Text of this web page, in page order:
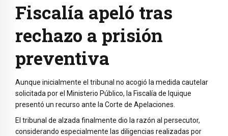
Fiscalía apeló tras
rechazo a prisión
preventiva
Aunque inicialmente el tribunal no acogió la medida cautelar
solicitada por el Ministerio Público, la Fiscalía de Iquique
presentó un recurso ante la Corte de Apelaciones.
El tribunal de alzada finalmente dio la razón al persecutor,
considerando especialmente las diligencias realizadas por